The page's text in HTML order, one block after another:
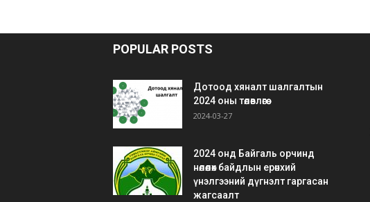
POPULAR POSTS
Дотоод хяналт шалгалтын
2024 оны төлөвлөгөө
2024-03-27
2024 онд Байгаль орчинд
нөлөөлөх байдлын ерөнхий
үнэлгээний дүгнэлт гаргасан
жагсаалт